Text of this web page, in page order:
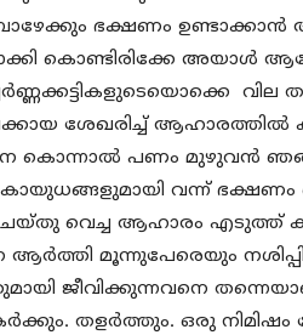
ഭക്ഷണം ഉണ്ടാക്കാൻ
കൊണ്ടിരിക്കേ അയാൾ
വില
ശേഖരിച്ച് ആഹാരത്തിൽ
കൊന്നാൽ പണം മുഴുവൻ
വന്ന്
വെച്ച ആഹാരം എടുത്ത്
മൂന്നുപേരെയും
ജീവിക്കുന്നവനെ തന്നെയാണ്
തളർത്തും. ഒരു